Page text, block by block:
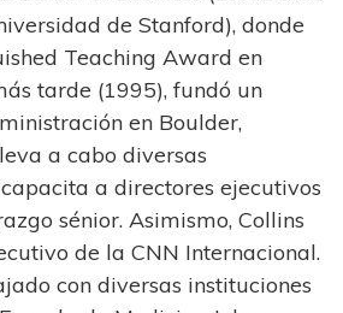
de Stanford), donde
Teaching Award en
tarde (1995), fundó un
en Boulder,
a cabo diversas
a directores ejecutivos
sénior. Asimismo, Collins
de la CNN Internacional.
con diversas instituciones